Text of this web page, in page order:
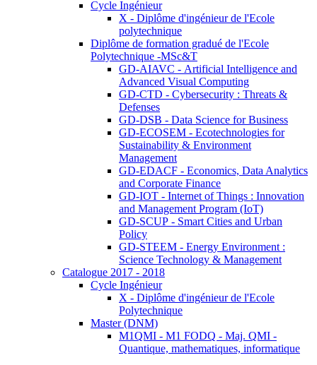
Cycle Ingénieur
X - Diplôme d'ingénieur de l'Ecole
polytechnique
Diplôme de formation gradué de l'Ecole
Polytechnique -MSc&T
GD-AIAVC - Artificial Intelligence and
Advanced Visual Computing
GD-CTD - Cybersecurity : Threats &
Defenses
GD-DSB - Data Science for Business
GD-ECOSEM - Ecotechnologies for
Sustainability & Environment
Management
GD-EDACF - Economics, Data Analytics
and Corporate Finance
GD-IOT - Internet of Things : Innovation
and Management Program (IoT)
GD-SCUP - Smart Cities and Urban
Policy
GD-STEEM - Energy Environment :
Science Technology & Management
Catalogue 2017 - 2018
Cycle Ingénieur
X - Diplôme d'ingénieur de l'Ecole
Polytechnique
Master (DNM)
M1QMI - M1 FODQ - Maj. QMI -
Quantique, mathematiques, informatique